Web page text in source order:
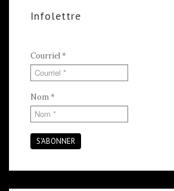
Infolettre
Courriel*
Nom*
S'ABONNER